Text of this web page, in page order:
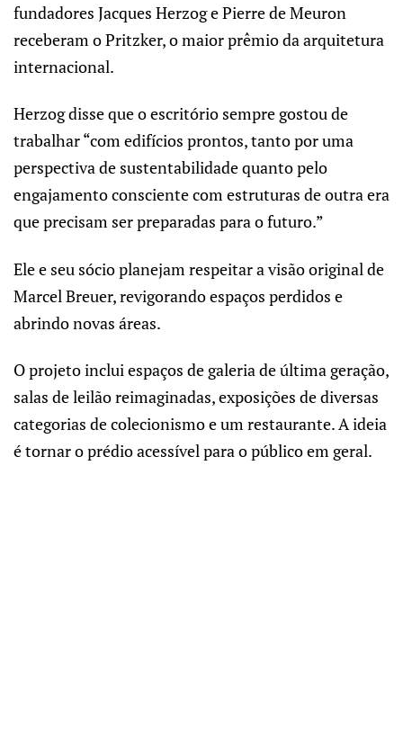
fundadores Jacques Herzog e Pierre de Meuron
receberam o Pritzker, o maior prêmio da arquitetura
internacional.
Herzog disse que o escritório sempre gostou de
trabalhar “com edifícios prontos, tanto por uma
perspectiva de sustentabilidade quanto pelo
engajamento consciente com estruturas de outra era
que precisam ser preparadas para o futuro.”
Ele e seu sócio planejam respeitar a visão original de
Marcel Breuer, revigorando espaços perdidos e
abrindo novas áreas.
O projeto inclui espaços de galeria de última geração,
salas de leilão reimaginadas, exposições de diversas
categorias de colecionismo e um restaurante. A ideia
é tornar o prédio acessível para o público em geral.